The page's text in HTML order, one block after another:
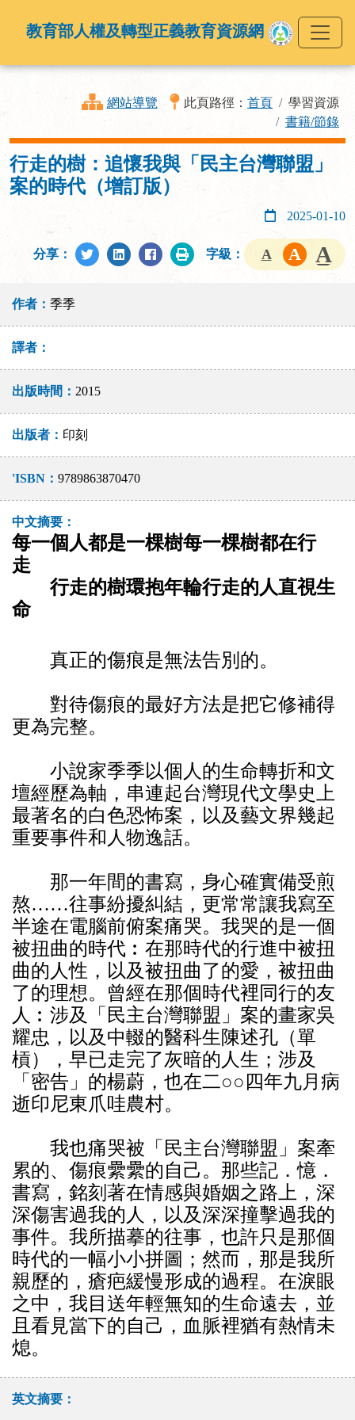
教育部人權及轉型正義教育資源網
網站導覽 此頁路徑： 首頁
學習資源
書籍/節錄
行走的樹：追懷我與「民主台灣聯盟」
案的時代（增訂版）
2025-01-10
分享： 字級：
作者：季季
譯者：
出版時間： 2015
出版者： 印刻
'ISBN：9789863870470
中文摘要：
每一個人都是一棵樹每一棵樹都在行
走
行走的樹環抱年輪行走的人直視生
命
真正的傷痕是無法告別的。
對待傷痕的最好方法是把它修補得
更為完整。
小說家季季以個人的生命轉折和文
壇經歷為軸，串連起台灣現代文學史上
最著名的白色恐怖案，以及藝文界幾起
重要事件和人物逸話。
那一年間的書寫，身心確實備受煎
熬……往事紛擾糾結，更常常讓我寫至
半途在電腦前俯案痛哭。我哭的是一個
被扭曲的時代︰在那時代的行進中被扭
曲的人性，以及被扭曲了的愛，被扭曲
了的理想。曾經在那個時代裡同行的友
人︰涉及「民主台灣聯盟」案的畫家吳
耀忠，以及中輟的醫科生陳述孔（單
槓），早已走完了灰暗的人生；涉及
「密告」的楊蔚，也在二○○四年九月病
逝印尼東爪哇農村。
我也痛哭被「民主台灣聯盟」案牽
累的、傷痕纍纍的自己。那些記．憶．
書寫，銘刻著在情感與婚姻之路上，深
深傷害過我的人，以及深深撞擊過我的
事件。我所描摹的往事，也許只是那個
時代的一幅小小拼圖；然而，那是我所
親歷的，瘡疤緩慢形成的過程。在淚眼
之中，我目送年輕無知的生命遠去，並
且看見當下的自己，血脈裡猶有熱情未
熄。
英文摘要：